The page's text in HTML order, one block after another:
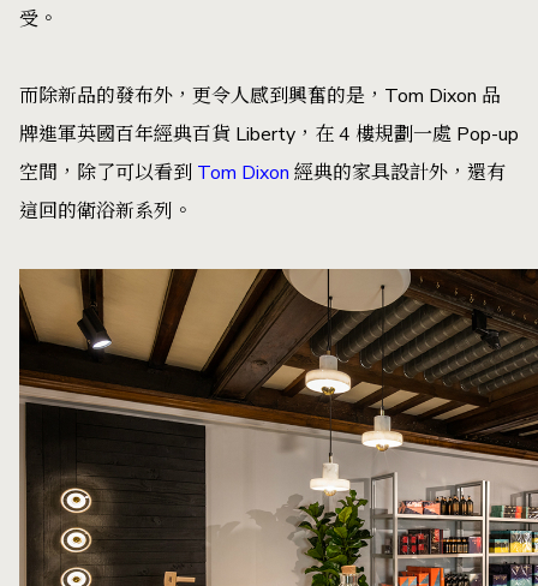
受。
而除新品的發布外，更令人感到興奮的是，Tom Dixon 品
牌進軍英國百年經典百貨 Liberty，在 4 樓規劃一處 Pop-up
空間，除了可以看到 Tom Dixon 經典的家具設計外，還有
這回的衛浴新系列。